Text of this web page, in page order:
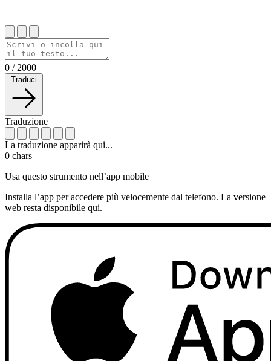
0 / 2000
Traduci
Traduzione
La traduzione apparirà qui...
0 chars
Usa questo strumento nell’app mobile
Installa l’app per accedere più velocemente dal telefono. La versione
web resta disponibile qui.